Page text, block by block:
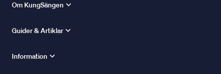
Om KungSängen
Guider & Artiklar
Information